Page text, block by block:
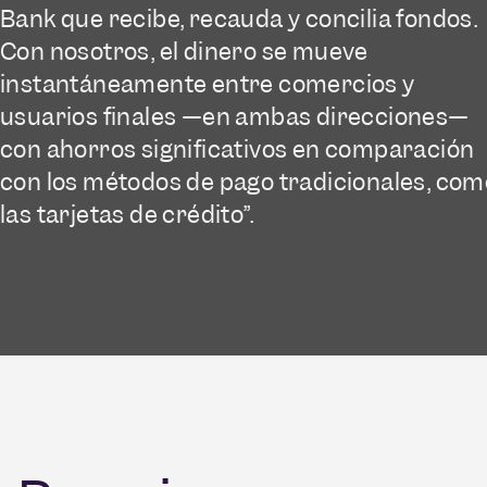
Bank que recibe, recauda y concilia fondos.
Con nosotros, el dinero se mueve
instantáneamente entre comercios y
usuarios finales —en ambas direcciones—
con ahorros significativos en comparación
con los métodos de pago tradicionales,
las tarjetas de crédito”.